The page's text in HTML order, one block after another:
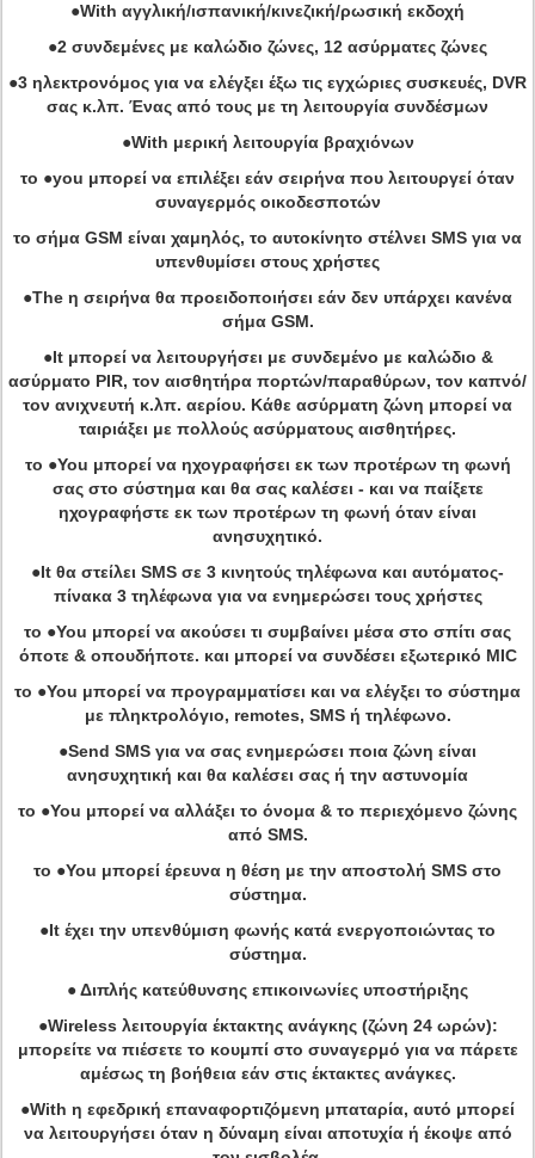
●With αγγλική/ισπανική/κινεζική/ρωσική εκδοχή
●2 συνδεμένες με καλώδιο ζώνες, 12 ασύρματες ζώνες
●3 ηλεκτρονόμος για να ελέγξει έξω τις εγχώριες συσκευές, DVR
σας κ.λπ. Ένας από τους με τη λειτουργία συνδέσμων
●With μερική λειτουργία βραχιόνων
το ●you μπορεί να επιλέξει εάν σειρήνα που λειτουργεί όταν
συναγερμός οικοδεσποτών
το σήμα GSM είναι χαμηλός, το αυτοκίνητο στέλνει SMS για να
υπενθυμίσει στους χρήστες
●The η σειρήνα θα προειδοποιήσει εάν δεν υπάρχει κανένα
σήμα GSM.
●It μπορεί να λειτουργήσει με συνδεμένο με καλώδιο &
ασύρματο PIR, τον αισθητήρα πορτών/παραθύρων, τον καπνό/
τον ανιχνευτή κ.λπ. αερίου. Κάθε ασύρματη ζώνη μπορεί να
ταιριάξει με πολλούς ασύρματους αισθητήρες.
το ●You μπορεί να ηχογραφήσει εκ των προτέρων τη φωνή
σας στο σύστημα και θα σας καλέσει - και να παίξετε
ηχογραφήστε εκ των προτέρων τη φωνή όταν είναι
ανησυχητικό.
●It θα στείλει SMS σε 3 κινητούς τηλέφωνα και αυτόματος-
πίνακα 3 τηλέφωνα για να ενημερώσει τους χρήστες
το ●You μπορεί να ακούσει τι συμβαίνει μέσα στο σπίτι σας
όποτε & οπουδήποτε. και μπορεί να συνδέσει εξωτερικό MIC
το ●You μπορεί να προγραμματίσει και να ελέγξει το σύστημα
με πληκτρολόγιο, remotes, SMS ή τηλέφωνο.
●Send SMS για να σας ενημερώσει ποια ζώνη είναι
ανησυχητική και θα καλέσει σας ή την αστυνομία
το ●You μπορεί να αλλάξει το όνομα & το περιεχόμενο ζώνης
από SMS.
το ●You μπορεί έρευνα η θέση με την αποστολή SMS στο
σύστημα.
●It έχει την υπενθύμιση φωνής κατά ενεργοποιώντας το
σύστημα.
● Διπλής κατεύθυνσης επικοινωνίες υποστήριξης
●Wireless λειτουργία έκτακτης ανάγκης (ζώνη 24 ωρών):
μπορείτε να πιέσετε το κουμπί στο συναγερμό για να πάρετε
αμέσως τη βοήθεια εάν στις έκτακτες ανάγκες.
●With η εφεδρική επαναφορτιζόμενη μπαταρία, αυτό μπορεί
να λειτουργήσει όταν η δύναμη είναι αποτυχία ή έκοψε από